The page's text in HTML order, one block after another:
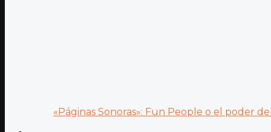
«Páginas Sonoras»: Fun People o el poder